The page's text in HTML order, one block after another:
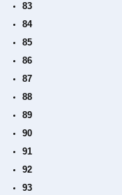
83
84
85
86
87
88
89
90
91
92
93